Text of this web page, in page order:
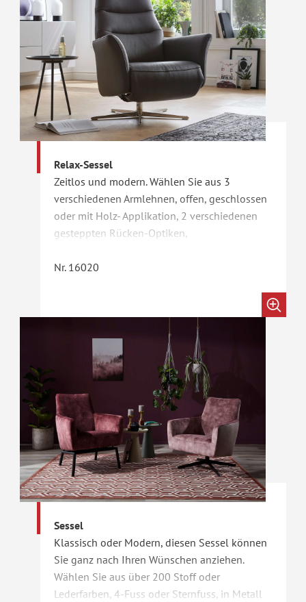
Relax-Sessel
Zeitlos und modern. Wählen Sie aus 3
verschiedenen Armlehnen, offen, geschlossen
oder mit Holz- Applikation, 2 verschiedenen
gesteppten Rücken-Optiken,
automatisch mit unterschiedlichen Funktionen
Nr. 16020
Sessel
Klassisch oder Modern, diesen Sessel können
Sie ganz nach Ihren Wünschen anziehen.
Wählen Sie aus über 200 Stoff oder
Lederfarben, 4-Fuss oder Sternfuss, in Metall